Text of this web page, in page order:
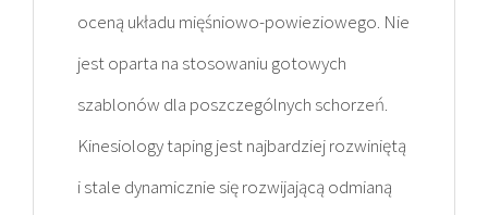
oceną układu mięśniowo-powieziowego. Nie
jest oparta na stosowaniu gotowych
szablonów dla poszczególnych schorzeń.
Kinesiology taping jest najbardziej rozwiniętą
i stale dynamicznie się rozwijającą odmianą